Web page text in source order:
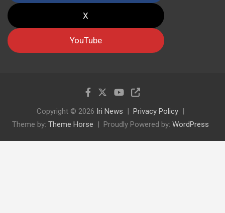
X
YouTube
Copyright © 2026 Iri News
Privacy Policy
Theme by: Theme Horse Proudly Powered by: WordPress